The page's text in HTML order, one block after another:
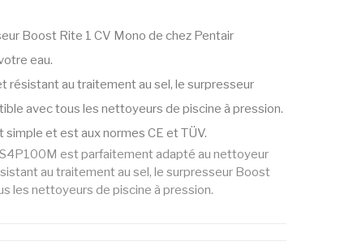
Boost Rite 1 CV Mono de chez Pentair
eau.
résistant au traitement au sel, le surpresseur
avec tous les nettoyeurs de piscine à pression.
et est aux normes CE et TÜV.
est parfaitement adapté au nettoyeur
au traitement au sel, le surpresseur Boost
les nettoyeurs de piscine à pression.